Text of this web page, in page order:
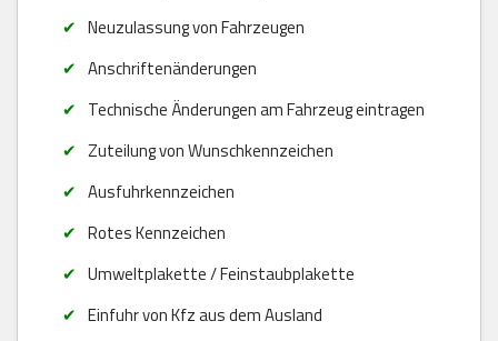
Neuzulassung von Fahrzeugen
Anschriftenänderungen
Technische Änderungen am Fahrzeug eintragen
Zuteilung von Wunschkennzeichen
Ausfuhrkennzeichen
Rotes Kennzeichen
Umweltplakette / Feinstaubplakette
Einfuhr von Kfz aus dem Ausland